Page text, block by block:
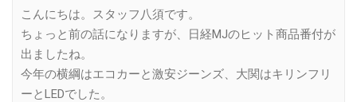
こんにちは。スタッフ八須です。
ちょっと前の話になりますが、日経MJのヒット商品番付が
出ましたね。
今年の横綱はエコカーと激安ジーンズ、大関はキリンフリ
ーとLEDでした。